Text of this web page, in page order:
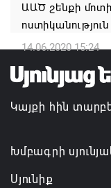
ուկրաինական
07.08.2026 14:32
TRIP ծրագրով
Հայաստանի մի
կլաստերների
ԱԱԾ շենքի
ոստիկանություն
14.06.2020 15:24
Կայքի հին
Խմբագրի
Սյունիք